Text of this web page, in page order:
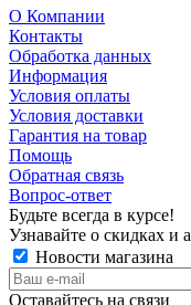
О Компании
Контакты
Обработка данных
Информация
Условия оплаты
Условия доставки
Гарантия на товар
Помощь
Обратная связь
Вопрос-ответ
Будьте всегда в курсе!
Узнавайте о скидках и
Новости магазина
Оставайтесь на связи